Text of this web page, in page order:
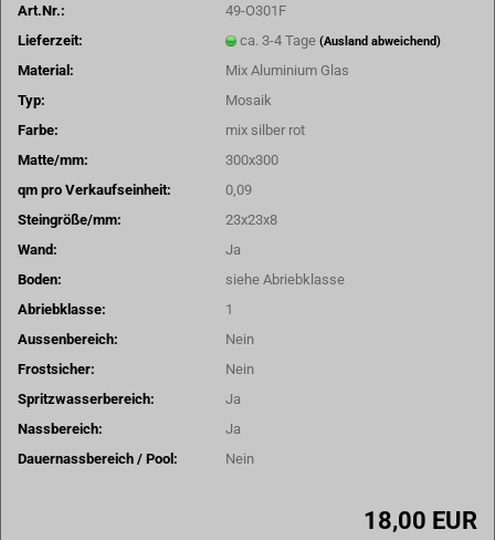
Art.Nr.:
49-O301F
Lieferzeit:
ca. 3-4 Tage(Ausland abweichend)
Material:
Mix Aluminium Glas
Typ:
Mosaik
Farbe:
mix silber rot
Matte/mm:
300x300
qm pro Verkaufseinheit:
0,09
Steingröße/mm:
23x23x8
Wand:
Ja
Boden:
siehe Abriebklasse
Abriebklasse:
1
Aussenbereich:
Nein
Frostsicher:
Nein
Spritzwasserbereich:
Ja
Nassbereich:
Ja
Dauernassbereich / Pool:
Nein
18,00 EUR